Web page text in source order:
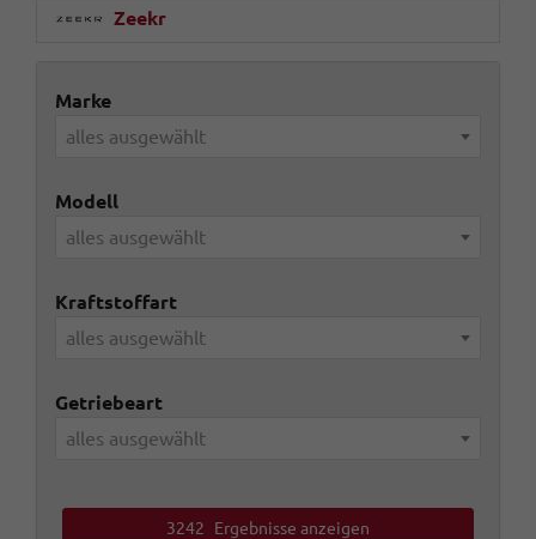
Zeekr
Marke
alles ausgewählt
Modell
alles ausgewählt
Kraftstoffart
alles ausgewählt
Getriebeart
alles ausgewählt
3242 Ergebnisse anzeigen